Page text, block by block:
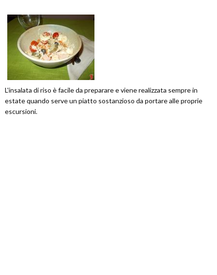
L'insalata di riso è facile da preparare e viene realizzata sempre in
estate quando serve un piatto sostanzioso da portare alle proprie
escursioni.